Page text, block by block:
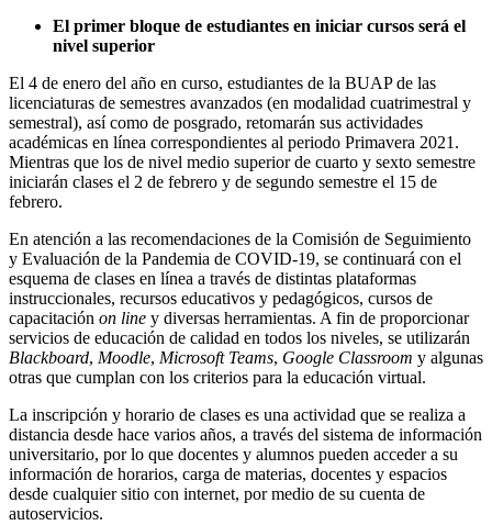
El primer bloque de estudiantes en iniciar cursos será el
nivel superior
El 4 de enero del año en curso, estudiantes de la BUAP de las
licenciaturas de semestres avanzados (en modalidad cuatrimestral y
semestral), así como de posgrado, retomarán sus actividades
académicas en línea correspondientes al periodo Primavera 2021.
Mientras que los de nivel medio superior de cuarto y sexto semestre
iniciarán clases el 2 de febrero y de segundo semestre el 15 de
febrero.
En atención a las recomendaciones de la Comisión de Seguimiento
y Evaluación de la Pandemia de COVID-19, se continuará con el
esquema de clases en línea a través de distintas plataformas
instruccionales, recursos educativos y pedagógicos, cursos de
capacitación on line y diversas herramientas. A fin de proporcionar
servicios de educación de calidad en todos los niveles, se utilizarán
Blackboard, Moodle, Microsoft Teams, Google Classroom y algunas
otras que cumplan con los criterios para la educación virtual.
La inscripción y horario de clases es una actividad que se realiza a
distancia desde hace varios años, a través del sistema de información
universitario, por lo que docentes y alumnos pueden acceder a su
información de horarios, carga de materias, docentes y espacios
desde cualquier sitio con internet, por medio de su cuenta de
autoservicios.